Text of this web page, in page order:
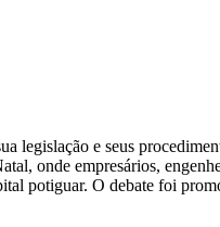
legislação e seus
onde empresários,
potiguar. O debate foi